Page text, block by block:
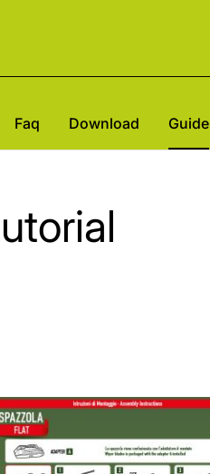
Faq Download Guide